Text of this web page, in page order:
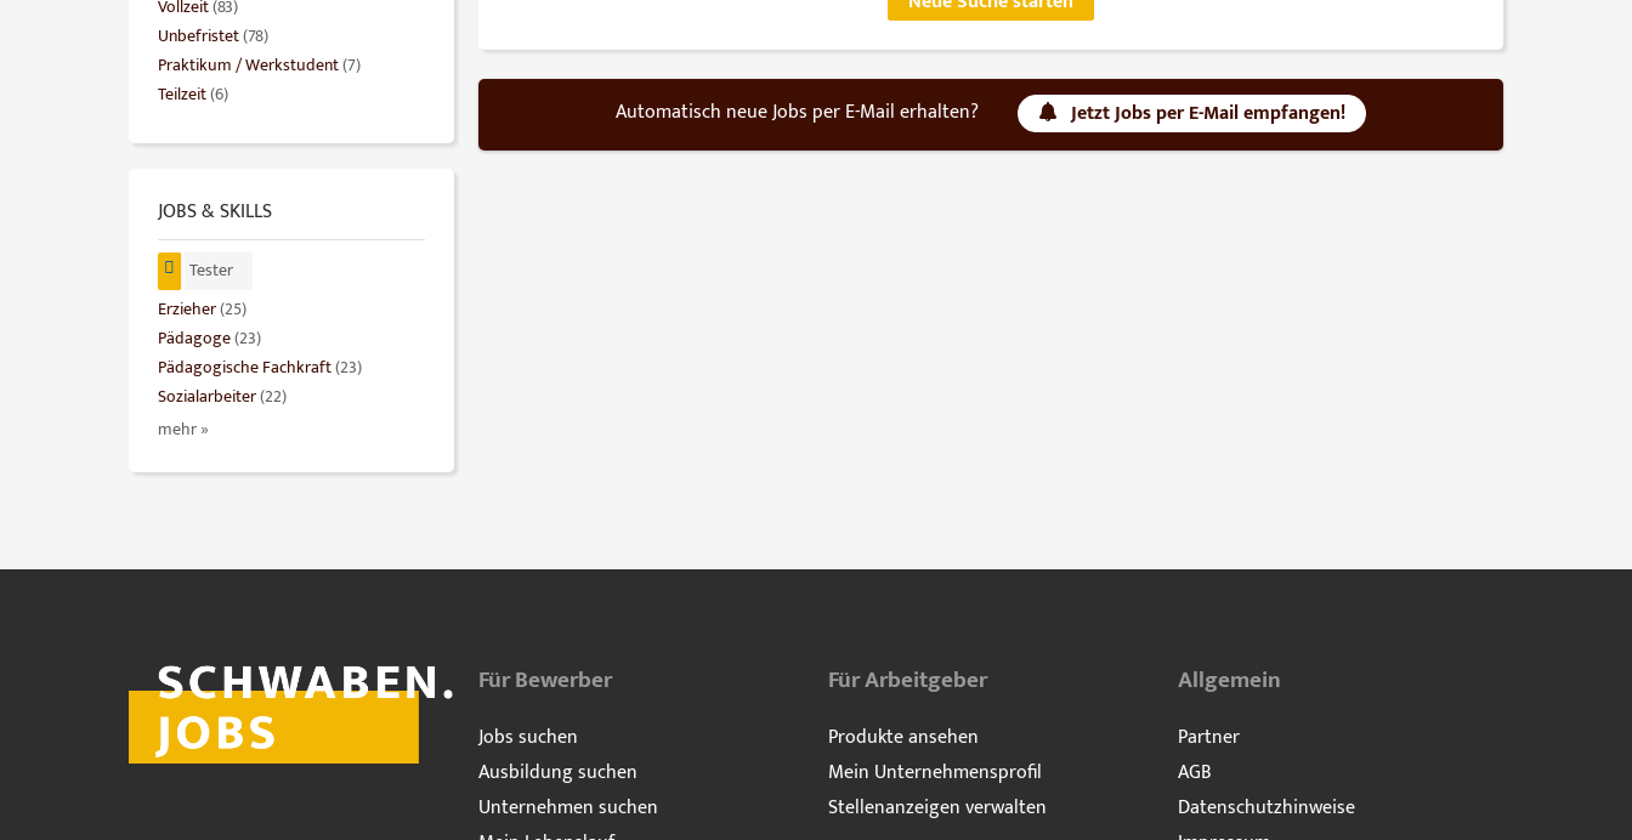
Automatisch neue Jobs per E-Mail erhalten? Jetzt Jobs per E-Mail empfangen!
Vollzeit(83)
Unbefristet(78)
Praktikum / Werkstudent(7)
Teilzeit(6)
JOBS & SKILLS
Tester
Erzieher(25)
Pädagoge(23)
Pädagogische Fachkraft(23)
Sozialarbeiter(22)
mehr »
Für Bewerber
Jobs suchen
Ausbildung suchen
Unternehmen suchen
Für Arbeitgeber
Produkte ansehen
Mein Unternehmensprofil
Stellenanzeigen verwalten
Allgemein
Partner
AGB
Datenschutzhinweise